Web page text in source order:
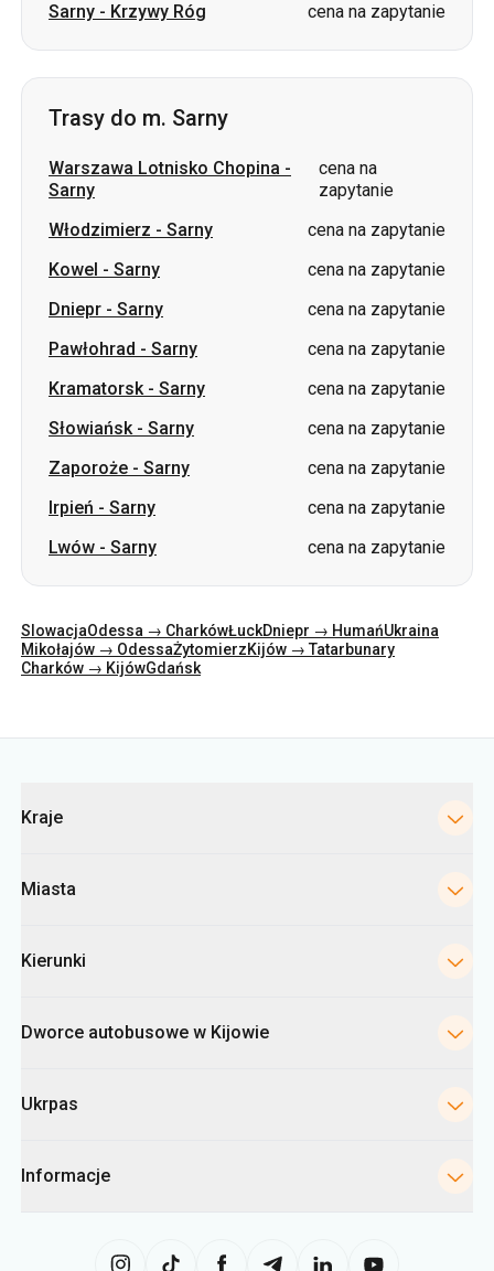
Sarny - Krzywy Róg cena na zapytanie
Trasy do m. Sarny
Warszawa Lotnisko Chopina -
Sarny
cena na
zapytanie
Włodzimierz - Sarny
cena na zapytanie
Kowel - Sarny
cena na zapytanie
Dniepr - Sarny
cena na zapytanie
Pawłohrad - Sarny
cena na zapytanie
Kramatorsk- Sarny
cena na zapytanie
Słowiańsk- Sarny
cena na zapytanie
Zaporoże - Sarny
cena na zapytanie
Irpień - Sarny
cena na zapytanie
Lwów - Sarny cena na zapytanie
SlowacjaOdessa → CharkówŁuckDniepr → HumańUkraina
Mikołajów → OdessaŻytomierzKijów → Tatarbunary
Charków → KijówGdańsk
Kraje
Miasta
Kierunki
Dworce autobusowe w Kijowie
Ukrpas
Informacje